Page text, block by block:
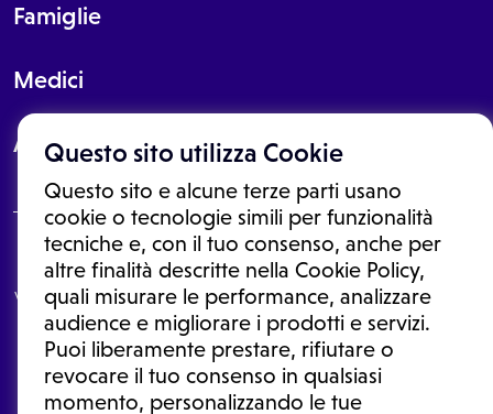
Questo sito utilizza Cookie
Questo sito e alcune terze parti usano
cookie o tecnologie simili per funzionalità
tecniche e, con il tuo consenso, anche per
altre finalità descritte nella Cookie Policy,
quali misurare le performance, analizzare
audience e migliorare i prodotti e servizi.
Puoi liberamente prestare, rifiutare o
revocare il tuo consenso in qualsiasi
momento, personalizzando le tue
Famiglie
Medici
About
Le informazioni proposte in questo sito non sono un consulto medico.
In nessun caso, queste informazioni sostituiscono un consulto, una
visita o una diagnosi formulata dal medico. Non si devono considerare
le informazioni disponibili come suggerimenti per la formulazione di
una diagnosi, la determinazione di un trattamento o l'assunzione o
sospensione di un farmaco senza prima consultare un medico di
medicina generale o uno specialista.
Condizioni di utilizzo|Privacy Policy |Gestione cookie